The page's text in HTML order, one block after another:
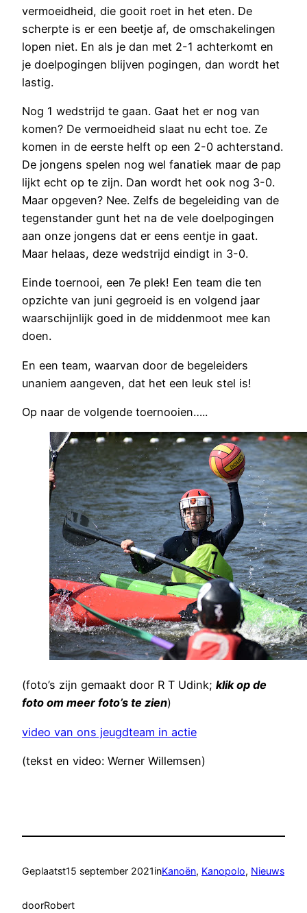
vermoeidheid, die gooit roet in het eten. De
scherpte is er een beetje af, de omschakelingen
lopen niet. En als je dan met 2-1 achterkomt en
je doelpogingen blijven pogingen, dan wordt het
lastig.
Nog 1 wedstrijd te gaan. Gaat het er nog van
komen? De vermoeidheid slaat nu echt toe. Ze
komen in de eerste helft op een 2-0 achterstand.
De jongens spelen nog wel fanatiek maar de pap
lijkt echt op te zijn. Dan wordt het ook nog 3-0.
Maar opgeven? Nee. Zelfs de begeleiding van de
tegenstander gunt het na de vele doelpogingen
aan onze jongens dat er eens eentje in gaat.
Maar helaas, deze wedstrijd eindigt in 3-0.
Einde toernooi, een 7e plek! Een team die ten
opzichte van juni gegroeid is en volgend jaar
waarschijnlijk goed in de middenmoot mee kan
doen.
En een team, waarvan door de begeleiders
unaniem aangeven, dat het een leuk stel is!
Op naar de volgende toernooien…..
(foto’s zijn gemaakt door R T Udink; klik op de
foto om meer foto’s te zien)
video van ons jeugdteam in actie
(tekst en video: Werner Willemsen)
Geplaatst15 september 2021inKanoën, Kanopolo, Nieuws
doorRobert